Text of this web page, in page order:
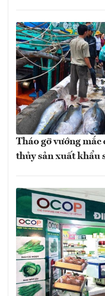
Tháo gỡ vướng
thủy sản xuất khẩu